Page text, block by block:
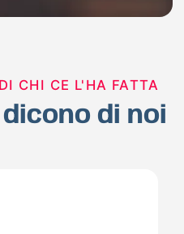
CHI CE L'HA FATTA
di noi